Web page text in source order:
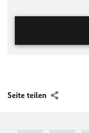
Seite teilen